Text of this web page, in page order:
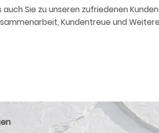
Sie zu unseren zufriedenen
Kundentreue und